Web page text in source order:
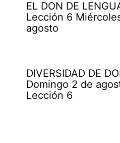
EL DON DE
Lección 6
agosto
DIVERSIDAD DE
Domingo 2 de
Lección 6